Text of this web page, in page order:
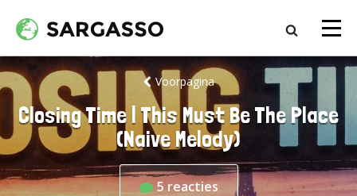
Voorpagina
Closing Time | This Must Be The Place
(Naive Melody)
5 reacties